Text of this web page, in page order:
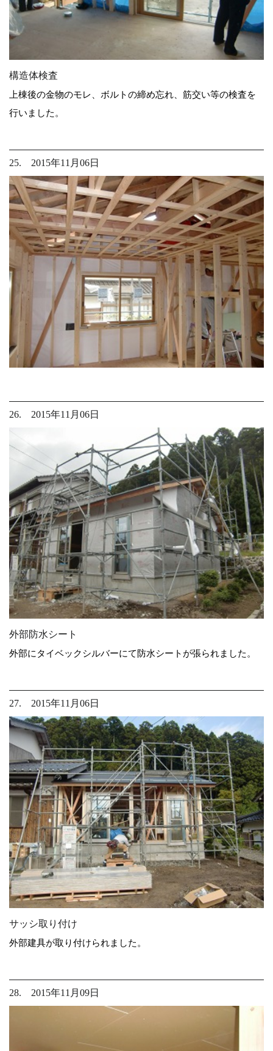
構造体検査
上棟後の金物のモレ、ボルトの締め忘れ、筋交い等の検査を
行いました。
25. 2015年11月06日
26. 2015年11月06日
外部防水シート
外部にタイベックシルバーにて防水シートが張られました。
27. 2015年11月06日
サッシ取り付け
外部建具が取り付けられました。
28. 2015年11月09日